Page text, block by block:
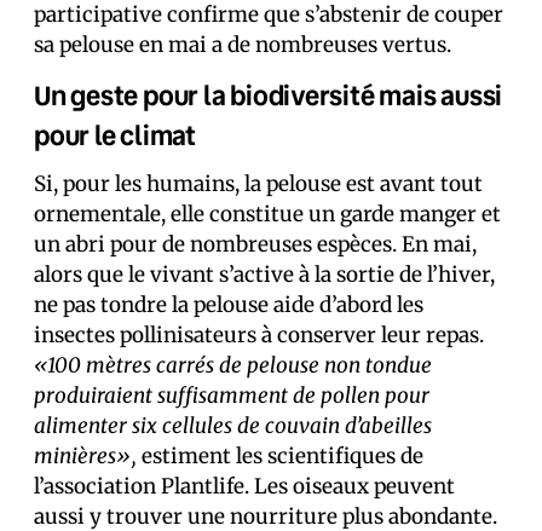
participative confirme que s’abstenir de couper
sa pelouse en mai a de nombreuses vertus.
Un geste pour la biodiversité mais aussi
pour le climat
Si, pour les humains, la pelouse est avant tout
ornementale, elle constitue un garde manger et
un abri pour de nombreuses espèces. En mai,
alors que le vivant s’active à la sortie de l’hiver,
ne pas tondre la pelouse aide d’abord les
insectes pollinisateurs à conserver leur repas.
«100 mètres carrés de pelouse non tondue
produiraient suffisamment de pollen pour
alimenter six cellules de couvain d’abeilles
minières», estiment les scientifiques de
l’association Plantlife. Les oiseaux peuvent
aussi y trouver une nourriture plus abondante.